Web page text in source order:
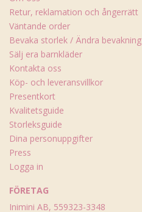
Retur, reklamation och ångerrätt
Väntande order
Bevaka storlek / Ändra bevakning
Sälj era barnkläder
Kontakta oss
Köp- och leveransvillkor
Presentkort
Kvalitetsguide
Storleksguide
Dina personuppgifter
Press
Logga in
FÖRETAG
Inimini AB, 559323-3348